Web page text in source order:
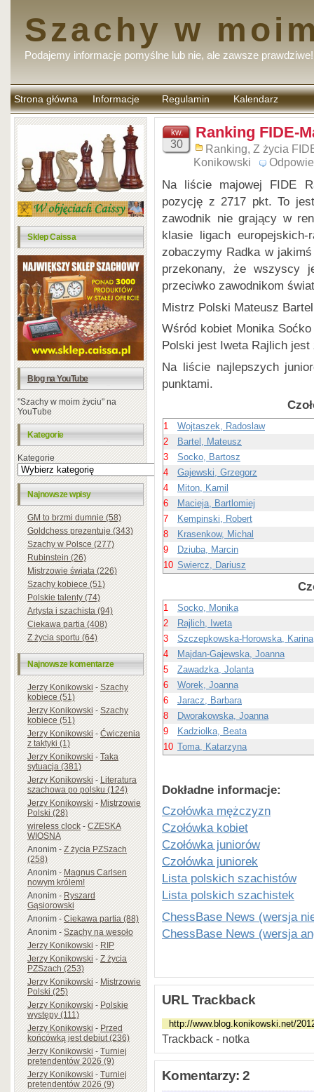
Szachy w
Podajemy informacje pomyślne lub nie, ale zawsze prawdziwe!
Strona główna Informacje Regulamin
komentarzy
Kalendarz
Sklep Caissa
Blog na YouTube
"Szachy w moim życiu" na
YouTube
Kategorie
Kategorie
Najnowsze wpisy
GM to brzmi dumnie (58)
Goldchess prezentuje (343)
Szachy w Polsce (277)
Rubinstein (26)
Mistrzowie świata (226)
Szachy kobiece (51)
Polskie talenty (74)
Artysta i szachista (94)
Ciekawa partia (408)
Z życia sportu (64)
Najnowsze komentarze
Jerzy Konikowski-Szachy
kobiece (51)
Jerzy Konikowski-Szachy
kobiece (51)
Jerzy Konikowski-Ćwiczenia
z taktyki (1)
Jerzy Konikowski-Taka
sytuacja (381)
Jerzy Konikowski-Literatura
szachowa po polsku (124)
Jerzy Konikowski-Mistrzowie
Polski (28)
wireless clock-CZESKA
WIOSNA
Anonim-Z życia PZSzach
(258)
Anonim-Magnus Carlsen
nowym królem!
Anonim-Ryszard
Gąsiorowski
Anonim-Ciekawa partia (88)
Anonim-Szachy na wesoło
Jerzy Konikowski-RIP
Jerzy Konikowski-Z życia
PZSzach (253)
Jerzy Konikowski-Mistrzowie
Polski (25)
Jerzy Konikowski-Polskie
występy (111)
Jerzy Konikowski-Przed
końcówką jest debiut (236)
Jerzy Konikowski-Turniej
pretendentów 2026 (9)
Jerzy Konikowski-Turniej
pretendentów 2026 (9)
kw.
30
Ranking FIDE-
Ranking, Z życia
Konikowski
Na liście majowej FIDE
pozycję z 2717 pkt. To
zawodnik nie grający w
klasie ligach
zobaczymy Radka w
przekonany, że wszyscy
przeciwko zawodnikom
Mistrz Polski Mateusz
Wśród kobiet Monika
Polski jest Iweta Rajlich
Na liście najlepszych
punktami.
1
Wojtaszek, Radoslaw
2
Bartel, Mateusz
3
Socko, Bartosz
4
Gajewski, Grzegorz
4
Miton, Kamil
6
Macieja, Bartlomiej
7
Kempinski, Robert
8
Krasenkow, Michal
9
Dziuba, Marcin
10 Swiercz, Dariusz
1
Socko, Monika
2
Rajlich, Iweta
3
Szczepkowska-Horowska, Karina
4
Majdan-Gajewska, Joanna
5
Zawadzka, Jolanta
6
Worek, Joanna
6
Jaracz, Barbara
8
Dworakowska, Joanna
9
Kadziolka, Beata
10 Toma, Katarzyna
Dokładne informacje:
Czołówka mężczyzn
Czołówka kobiet
Czołówka juniorów
Czołówka juniorek
Lista polskich szachistów
Lista polskich szachistek
ChessBase News (wersja
ChessBase News (wersja
URL Trackback
Trackback - notka
Komentarzy: 2